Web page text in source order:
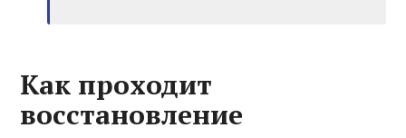
Как проходит
восстановление